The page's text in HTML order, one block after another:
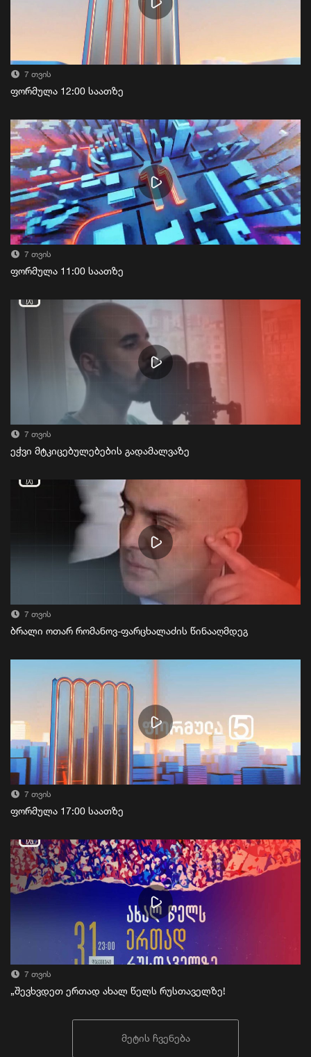
7 თვის
ფორმულა 12:00 საათზე
7 თვის
ფორმულა 11:00 საათზე
7 თვის
ეჭვი მტკიცებულებების გადამალვაზე
7 თვის
ბრალი ოთარ რომანოვ-ფარცხალაძის წინააღმდეგ
7 თვის
ფორმულა 17:00 საათზე
7 თვის
„შევხვდეთ ერთად ახალ წელს რუსთაველზე!
მეტის ჩვენება